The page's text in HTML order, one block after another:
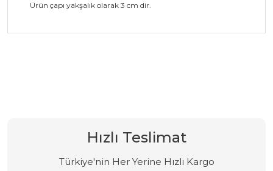
Ürün çapı yakşalık olarak 3 cm dir.
Hızlı Teslimat
Türkiye'nin Her Yerine Hızlı Kargo